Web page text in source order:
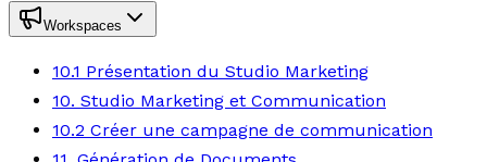
Workspaces
10.1 Présentation du Studio Marketing
10. Studio Marketing et Communication
10.2 Créer une campagne de communication